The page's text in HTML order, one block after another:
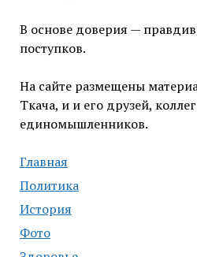
В основе доверия —
поступков.
На сайте размещены
Ткача, и и его друзей,
единомышленников.
Главная
Политика
История
Фото